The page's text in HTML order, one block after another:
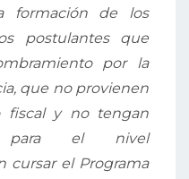
formación de los
postulantes que
por la
que no provienen
fiscal y no tengan
para el nivel
cursar el Programa